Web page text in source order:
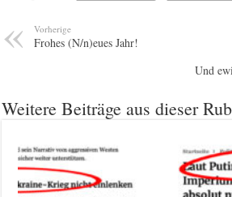
Vorherige
Frohes (N/n)eues Jahr!
Und
Weitere Beiträge aus dieser